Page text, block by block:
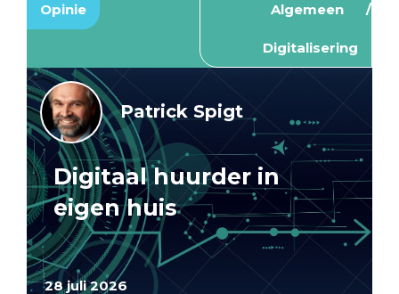
Opinie Algemeen
Digitalisering
28 juli 2026
Patrick Spigt
Digitaal huurder in
eigen huis